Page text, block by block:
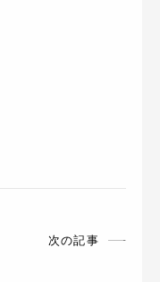
次の記事